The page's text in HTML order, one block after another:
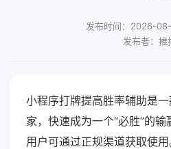
发布时间：2026-
发布者：推
小程序打牌提高胜率辅助是
家，快速成为一个“必胜”的
用户可通过正规渠道获取使用